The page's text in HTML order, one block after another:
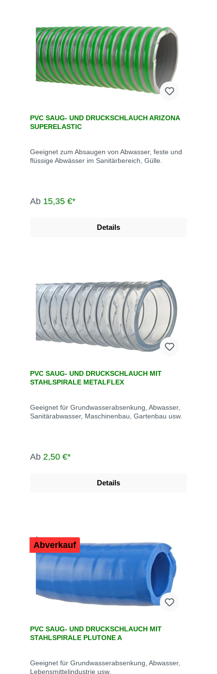
PVC SAUG- UND DRUCKSCHLAUCH ARIZONA
SUPERELASTIC
Geeignet zum Absaugen von Abwasser, feste und
flüssige Abwässer im Sanitärbereich, Gülle.
Ab 15,35 €*
Details
PVC SAUG- UND DRUCKSCHLAUCH MIT
STAHLSPIRALE METALFLEX
Geeignet für Grundwasserabsenkung, Abwasser,
Sanitärabwasser, Maschinenbau, Gartenbau usw.
Ab 2,50 €*
Details
Abverkauf
PVC SAUG- UND DRUCKSCHLAUCH MIT
STAHLSPIRALE PLUTONE A
Geeignet für Grundwasserabsenkung, Abwasser,
Lebensmittelindustrie usw.